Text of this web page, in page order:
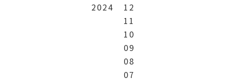
2024
12
11
10
09
08
07